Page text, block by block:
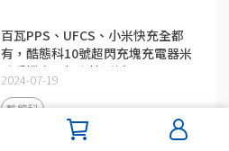
百瓦PPS、UFCS、小米快充全都
有，酷態科10號超閃充塊充電器米
系手機充電相容性測試
2024-07-19
酷態科